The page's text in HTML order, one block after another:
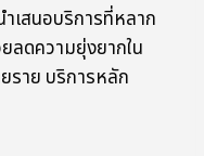
เสนอบริการที่หลาก
ลดความยุ่งยากใน
ราย บริการหลัก